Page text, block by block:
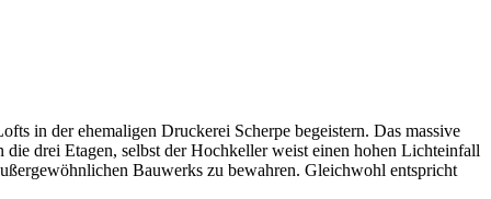
in der ehemaligen Druckerei Scherpe begeistern. Das massive
drei Etagen, selbst der Hochkeller weist einen hohen Lichteinfall
Bauwerks zu bewahren. Gleichwohl entspricht